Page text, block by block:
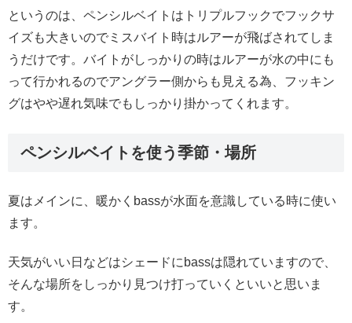
というのは、ペンシルベイトはトリプルフックでフックサ
イズも大きいのでミスバイト時はルアーが飛ばされてしま
うだけです。バイトがしっかりの時はルアーが水の中にも
って行かれるのでアングラー側からも見える為、フッキン
グはやや遅れ気味でもしっかり掛かってくれます。
ペンシルベイトを使う季節・場所
夏はメインに、暖かくbassが水面を意識している時に使い
ます。
天気がいい日などはシェードにbassは隠れていますので、
そんな場所をしっかり見つけ打っていくといいと思いま
す。